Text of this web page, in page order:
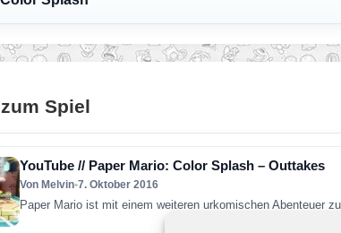
Spiel
YouTube // Paper Mario: Color Splash – Outtakes
Von Melvin•7. Oktober 2016
Paper Mario ist mit einem weiteren urkomischen Abenteuer